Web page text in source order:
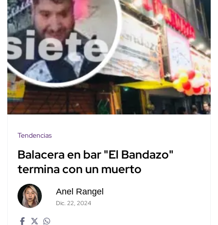
Tendencias
Balacera en bar "El Bandazo"
termina con un muerto
Anel Rangel
Dic. 22, 2024